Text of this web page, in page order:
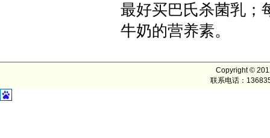
最好买巴氏杀菌乳；
牛奶的营养素。
Copyright ©
联系电话：